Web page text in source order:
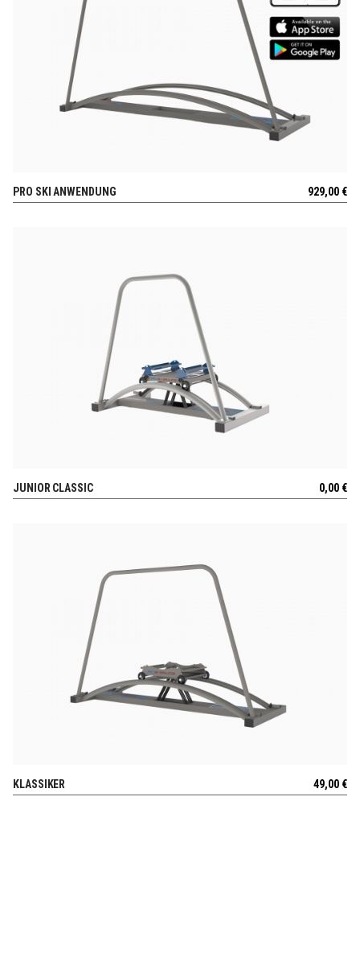
PRO SKI ANWENDUNG 929,00 €
JUNIOR CLASSIC 0,00 €
KLASSIKER 49,00 €